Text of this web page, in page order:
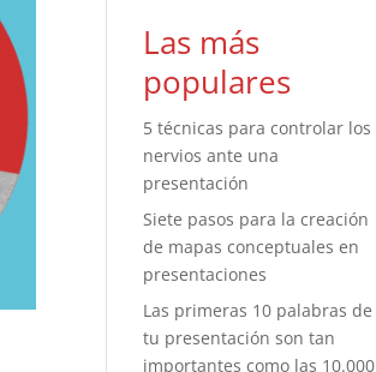
Las más
populares
5 técnicas para controlar los
nervios ante una
presentación
Siete pasos para la creación
de mapas conceptuales en
presentaciones
Las primeras 10 palabras de
tu presentación son tan
importantes como las 10.000